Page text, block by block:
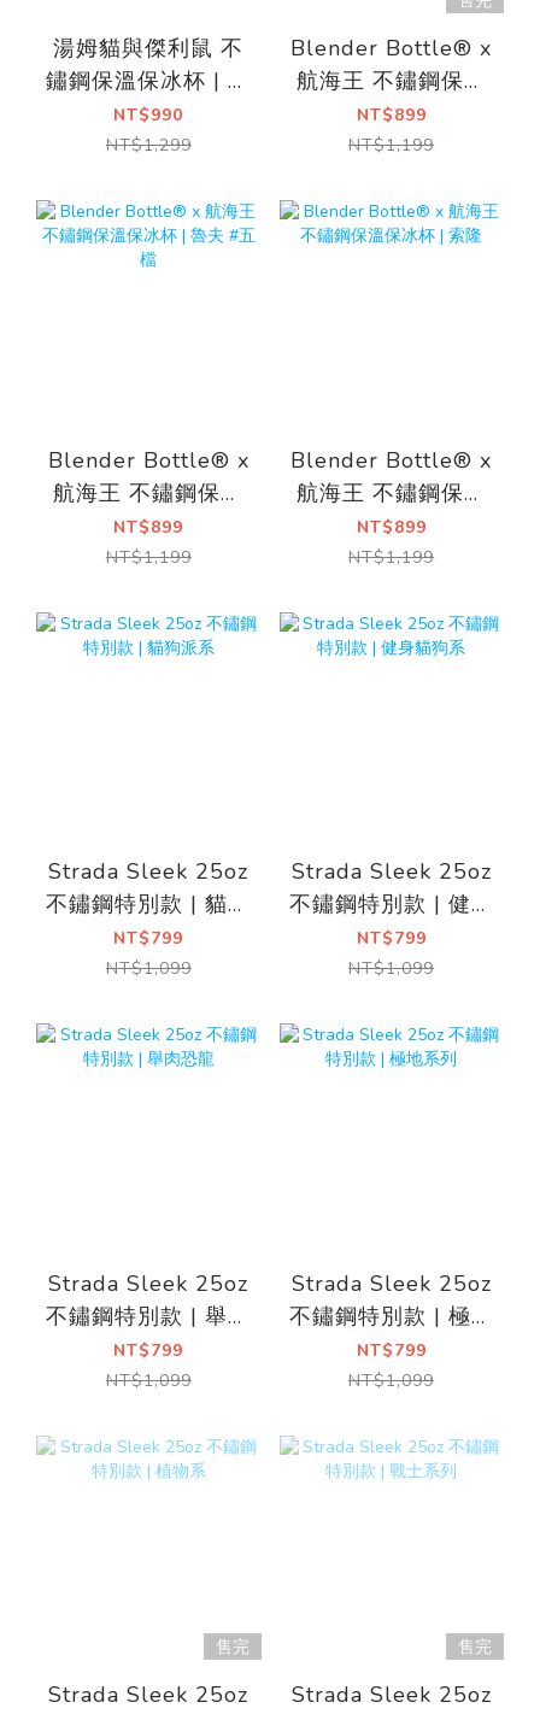
湯姆貓與傑利鼠 不
鏽鋼保溫保冰杯 | 爆
鼠花
NT$990
NT$1,299
Blender Bottle® x
航海王 不鏽鋼保溫
保冰杯 | One Piece
NT$899
NT$1,199
Blender Bottle® x
航海王 不鏽鋼保溫
保冰杯 | 魯夫 #五檔
NT$899
NT$1,199
Blender Bottle® x
航海王 不鏽鋼保溫
保冰杯 | 索隆
NT$899
NT$1,199
Strada Sleek 25oz
不鏽鋼特別款 | 貓狗
派系
NT$799
NT$1,099
Strada Sleek 25oz
不鏽鋼特別款 | 健身
貓狗系
NT$799
NT$1,099
Strada Sleek 25oz
不鏽鋼特別款 | 舉肉
恐龍
NT$799
NT$1,099
Strada Sleek 25oz
不鏽鋼特別款 | 極地
系列
NT$799
NT$1,099
售完
Strada Sleek 25oz
售完
Strada Sleek 25oz